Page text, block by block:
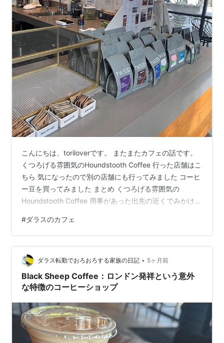
こんにちは、toriloverです。 またまたカフェの話です。
くつろげる雰囲気のHoundstooth Coffee 行った店舗はこ
ちら 気になったので別の店舗にも行ってみました コーヒ
ー豆を買ってみました まとめ くつろげる雰囲気の
Houndstooth Coffee 用事があった出先の近くでみかけた
ですが、そこでいただいたラテがちょっと不思議に美味
しかったのです。 家で豆を買うときは苦み中心ですっき
りしたものを好んで飲んでいたのですが、ここのものは
酸味とも苦みとも違うような後味があって、それがなん
だか美味しい気がしたので…
#ダラスのカフェ
ダラス転勤でおろおろする家族の日記 • 5ヶ月前
Black Sheep Coffee：ロンドン発祥という意外
な特徴のコーヒーショップ